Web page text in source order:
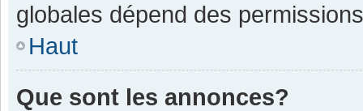
globales dépend des
Haut
Que sont les annonces?